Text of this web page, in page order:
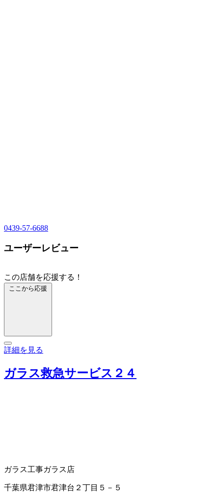
0439-57-6688
ユーザーレビュー
この店舗を応援する！
ここから応援
詳細を見る
ガラス救急サービス２４
ガラス工事ガラス店
千葉県君津市君津台２丁目５－５